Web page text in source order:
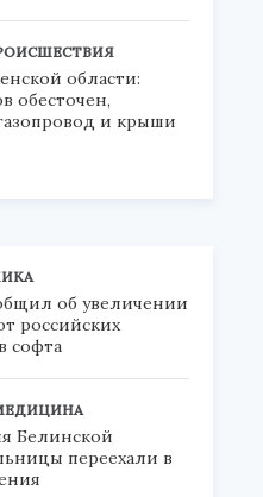
области:
обесточен,
и крыши
об увеличении
российских
софта
Белинской
переехали в